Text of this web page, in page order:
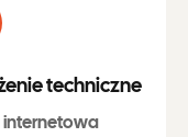
techniczne
internetowa